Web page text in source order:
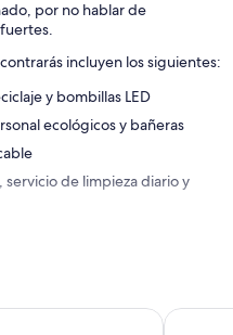
por no hablar de
incluyen los siguientes:
y bombillas LED
ecológicos y bañeras
de limpieza diario y
Augusta